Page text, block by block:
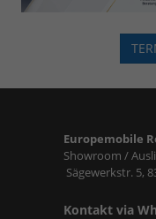
Europemobile
Showroom /
Sägewerkstr. 5,
Kontakt via